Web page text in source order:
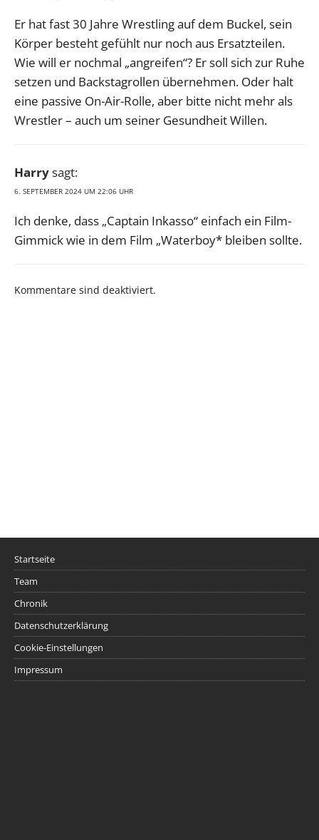
Er hat fast 30 Jahre Wrestling auf dem Buckel, sein
Körper besteht gefühlt nur noch aus Ersatzteilen.
Wie will er nochmal „angreifen“? Er soll sich zur Ruhe
setzen und Backstagrollen übernehmen. Oder halt
eine passive On-Air-Rolle, aber bitte nicht mehr als
Wrestler – auch um seiner Gesundheit Willen.
Harrysagt:
6. SEPTEMBER 2024 UM 22:06 UHR
Ich denke, dass „Captain Inkasso“ einfach ein Film-
Gimmick wie in dem Film „Waterboy* bleiben sollte.
Kommentare sind deaktiviert.
Startseite
Team
Chronik
Datenschutzerklärung
Cookie-Einstellungen
Impressum